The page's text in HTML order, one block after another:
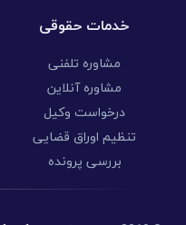
خدمات حقوقی
مشاوره تلفنی
مشاوره آنلاین
درخواست وکیل
تنظیم اوراق قضایی
بررسی پرونده